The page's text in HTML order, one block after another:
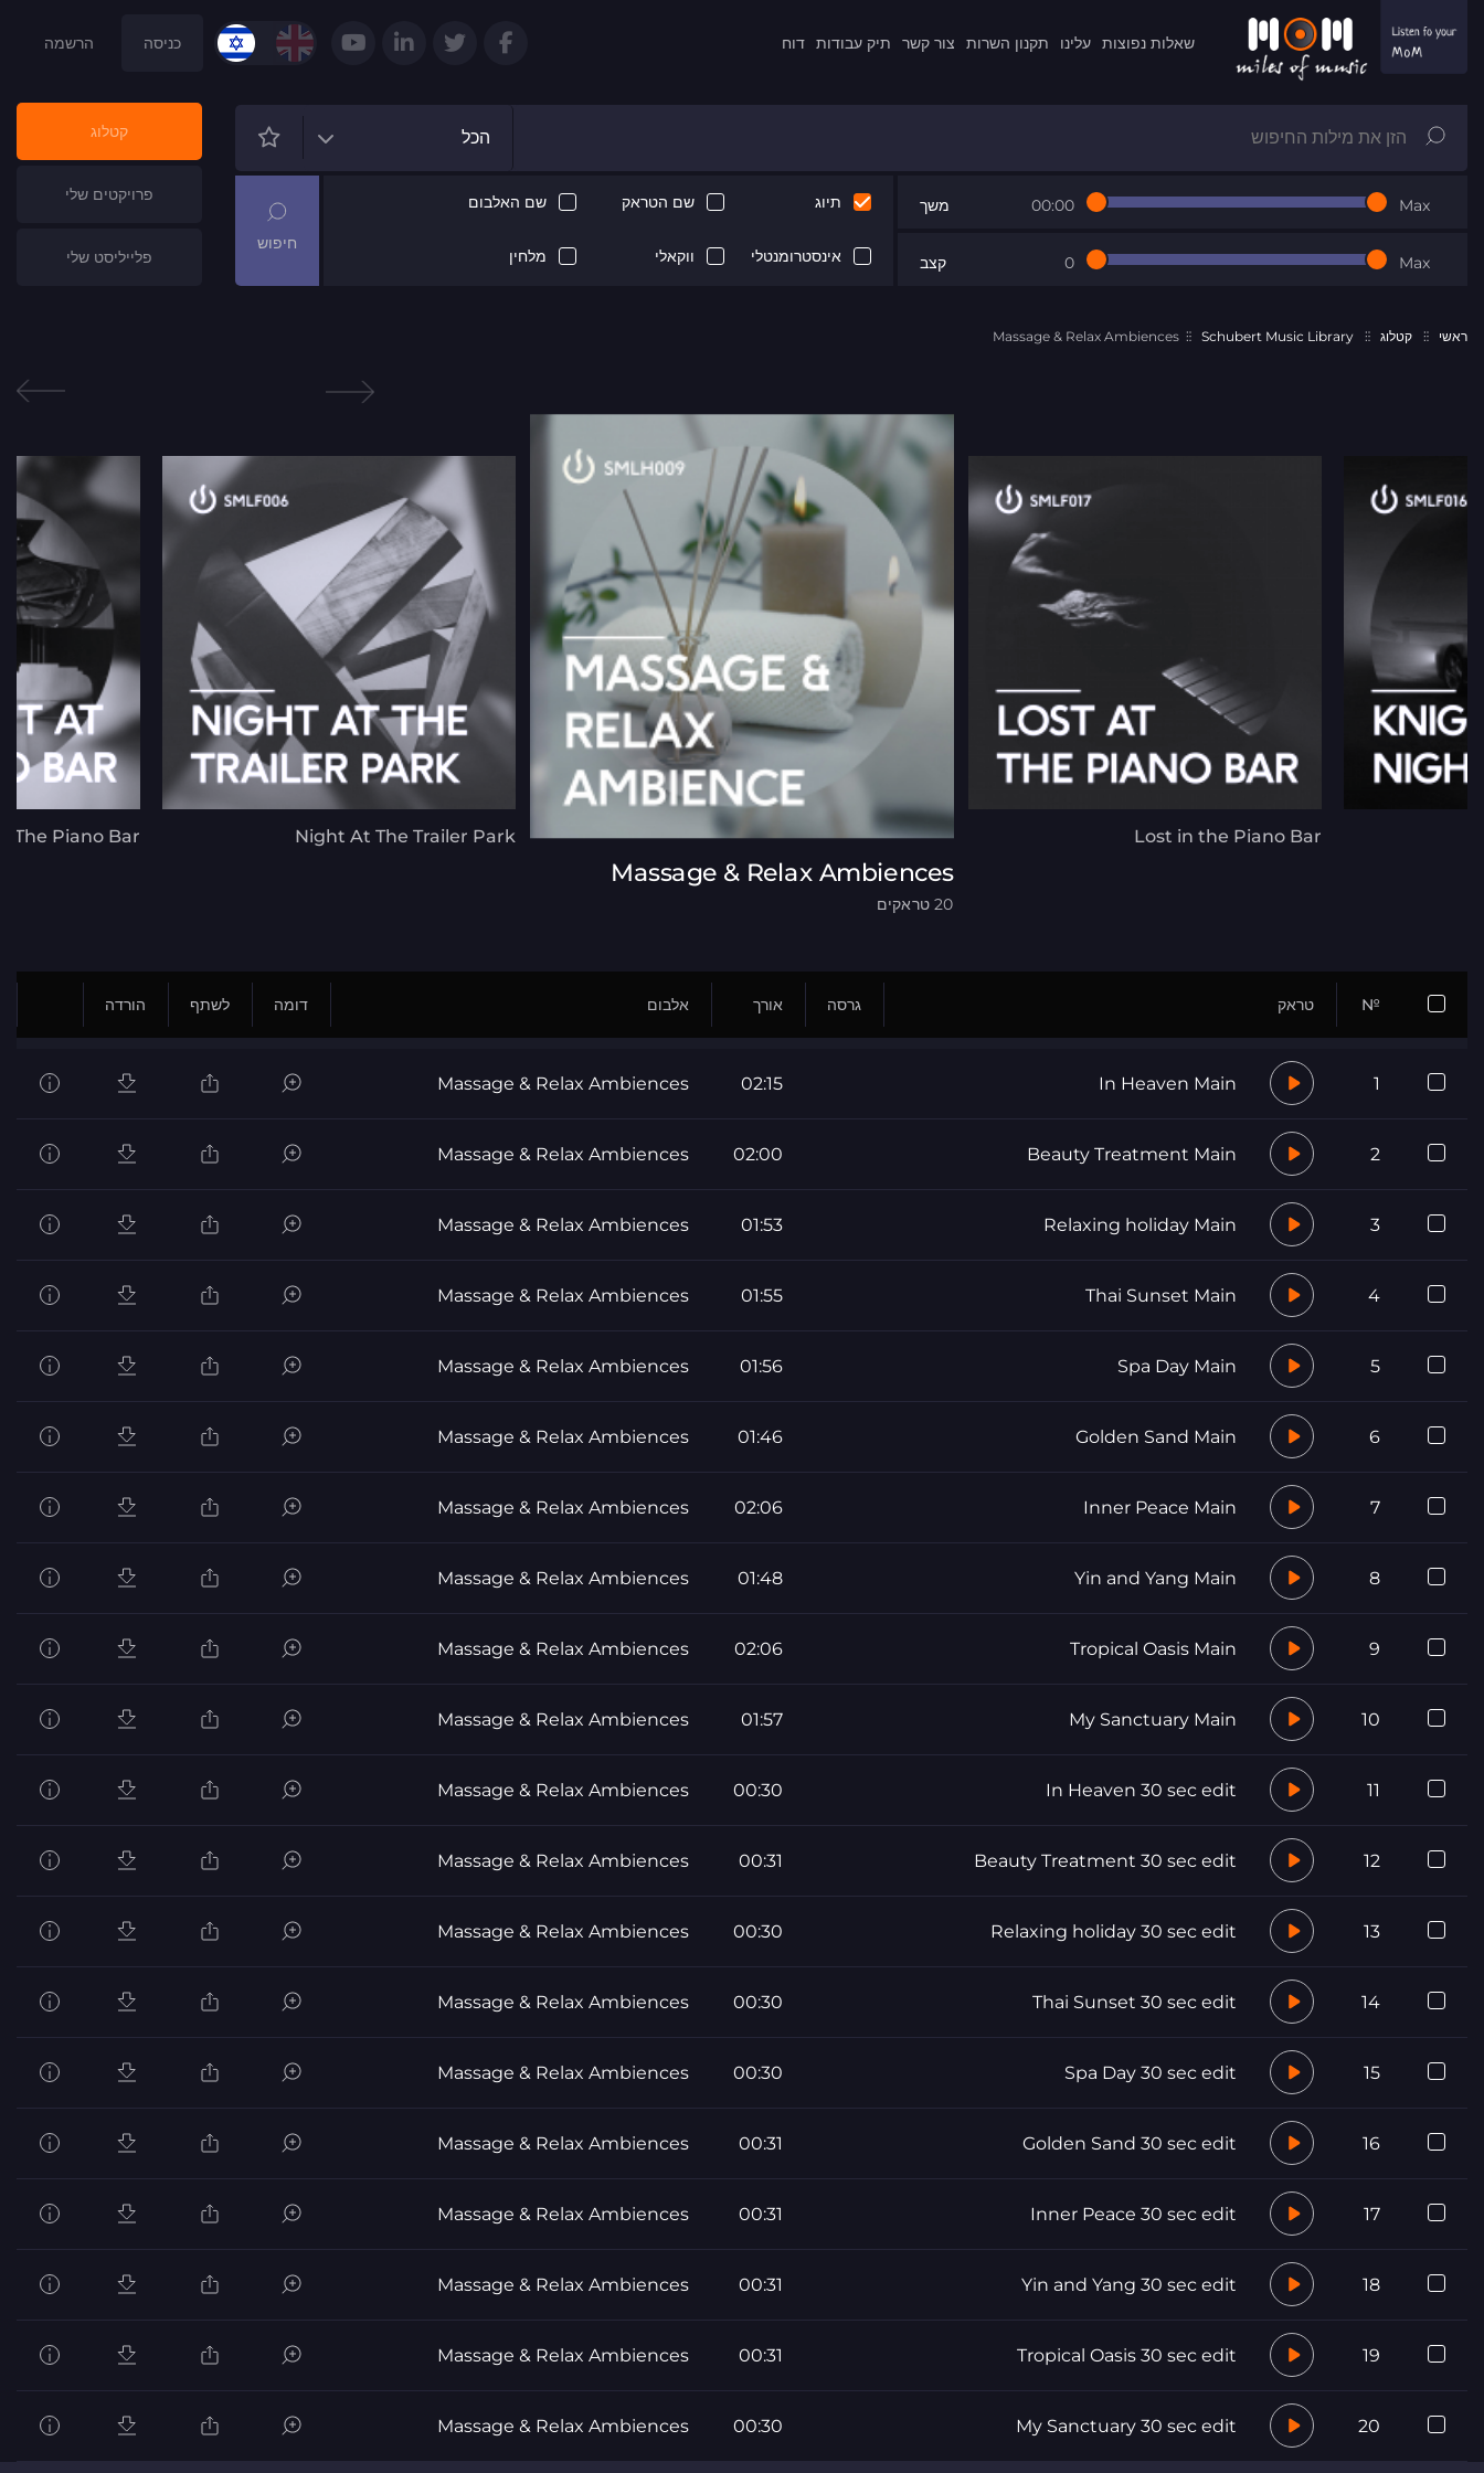
שאלות נפוצות עלינו תקנון השרות צור קשר תיק עבודות דוח כניסה הרשמה
הכל
משך 00:00 Max
קצב 0 Max
תיוג שם הטראק שם האלבום
אינסטרומנטלי ווקאלי מלחין
קטלוג
פרויקטים שלי
פלייליסט שלי
ראשי קטלוג Schubert Music Library
Massage & Relax Ambiences
Lost in the Piano Bar
Massage & Relax Ambiences
20 טראקים
Night At The Trailer Park
The Piano Bar
№ טראק גרסה אורך אלבום דומה לשתף הורדה
1
In Heaven Main
02:15
Massage & Relax Ambiences
2
Beauty Treatment Main
02:00
Massage & Relax Ambiences
3
Relaxing holiday Main
01:53
Massage & Relax Ambiences
4
Thai Sunset Main
01:55
Massage & Relax Ambiences
5
Spa Day Main
01:56
Massage & Relax Ambiences
6
Golden Sand Main
01:46
Massage & Relax Ambiences
7
Inner Peace Main
02:06
Massage & Relax Ambiences
8
Yin and Yang Main
01:48
Massage & Relax Ambiences
9
Tropical Oasis Main
02:06
Massage & Relax Ambiences
10
My Sanctuary Main
01:57
Massage & Relax Ambiences
11
In Heaven 30 sec edit
00:30
Massage & Relax Ambiences
12
Beauty Treatment 30 sec edit
00:31
Massage & Relax Ambiences
13
Relaxing holiday 30 sec edit
00:30
Massage & Relax Ambiences
14
Thai Sunset 30 sec edit
00:30
Massage & Relax Ambiences
15
Spa Day 30 sec edit
00:30
Massage & Relax Ambiences
16
Golden Sand 30 sec edit
00:31
Massage & Relax Ambiences
17
Inner Peace 30 sec edit
00:31
Massage & Relax Ambiences
18
Yin and Yang 30 sec edit
00:31
Massage & Relax Ambiences
19
Tropical Oasis 30 sec edit
00:31
Massage & Relax Ambiences
20
My Sanctuary 30 sec edit
00:30
Massage & Relax Ambiences